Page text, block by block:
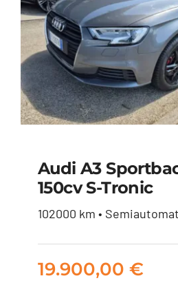
Audi A3
19.900,00
Audi A3
150cv S-Tronic
102000 km •
19.900,00 €